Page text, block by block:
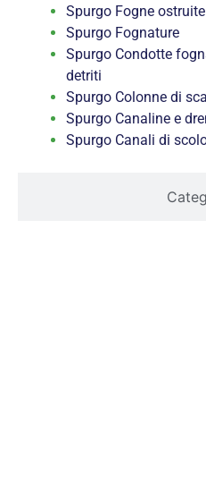
Spurgo Fogne ostruite
Spurgo Fognature
Spurgo Condotte
detriti
Spurgo Colonne di
Spurgo Canaline e
Spurgo Canali di